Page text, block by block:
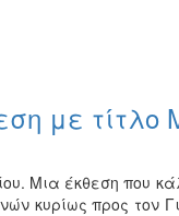
με
Μια έκθεση που
κυρίως προς τον